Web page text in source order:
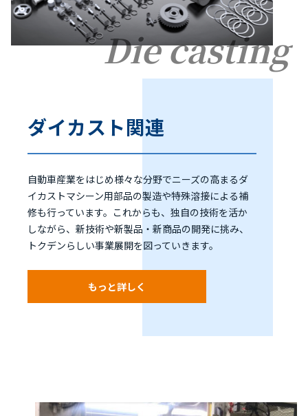
Die casting
ダイカスト関連
自動車産業をはじめ様々な分野でニーズの高まるダ
イカストマシーン用部品の製造や特殊溶接による補
修も行っています。これからも、独自の技術を活か
しながら、新技術や新製品・新商品の開発に挑み、
トクデンらしい事業展開を図っていきます。
もっと詳しく